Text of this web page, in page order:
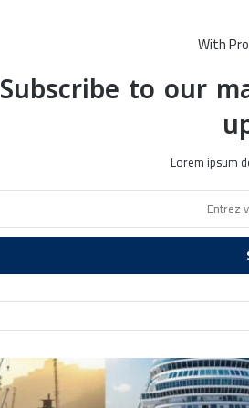
With
Subscribe to our
Lorem ipsum